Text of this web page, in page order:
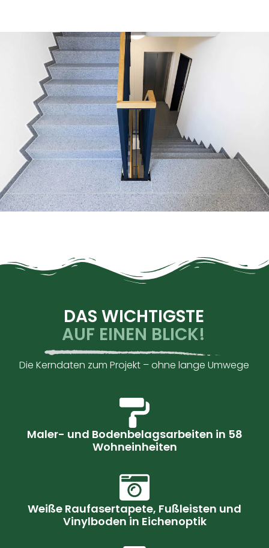
DAS WICHTIGSTE
AUF EINEN BLICK!
Die Kerndaten zum Projekt – ohne lange Umwege
Maler- und Bodenbelagsarbeiten in 58
Wohneinheiten
Weiße Raufasertapete, Fußleisten und
Vinylboden in Eichenoptik